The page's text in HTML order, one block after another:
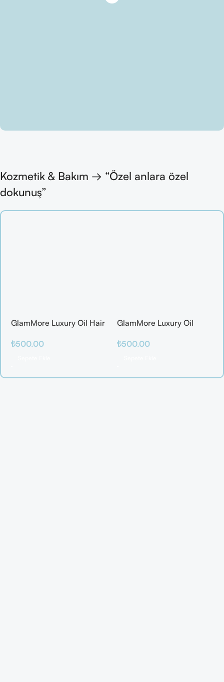
Kozmetik & Bakım → “Özel anlara özel
dokunuş”
GlamMore Luxury Oil Hair
₺500.00
GlamMore Luxury Oil
Saç Kırılmalarına Karşı
₺500.00